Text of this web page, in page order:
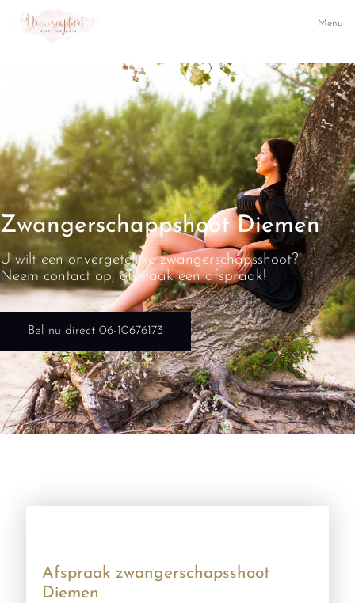
Menu
Zwangerschappshoot Diemen
U wilt een onvergetelijke zwangerschapsshoot?
Neem contact op, of maak een afspraak!
Bel nu direct 06-10676173
Afspraak zwangerschapsshoot
Diemen